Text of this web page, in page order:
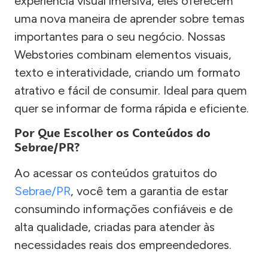
uma nova maneira de aprender sobre temas
importantes para o seu negócio. Nossas
Webstories combinam elementos visuais,
texto e interatividade, criando um formato
atrativo e fácil de consumir. Ideal para quem
quer se informar de forma rápida e eficiente.
Por Que Escolher os Conteúdos do
Sebrae/PR?
Ao acessar os conteúdos gratuitos do
Sebrae/PR, você tem a garantia de estar
consumindo informações confiáveis e de
alta qualidade, criadas para atender às
necessidades reais dos empreendedores.